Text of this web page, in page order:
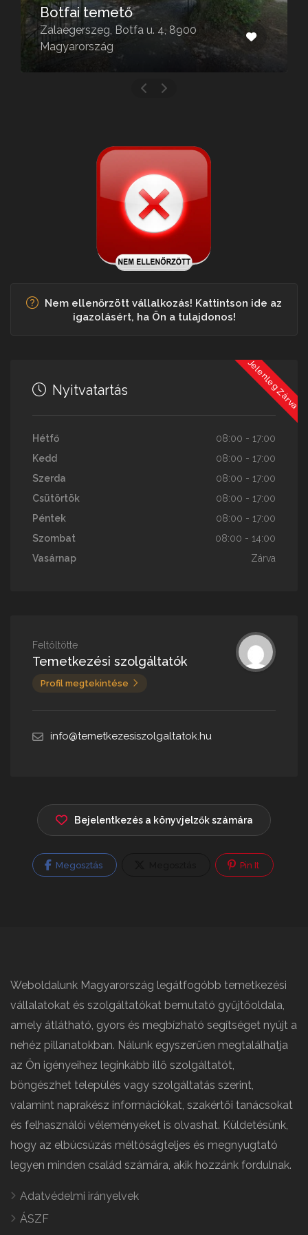
Botfai temető
Zalaegerszeg, Botfa u. 4, 8900
Magyarország
Nem ellenőrzött vállalkozás! Kattintson ide az
igazolásért, ha Ön a tulajdonos!
Jelenleg Zárva
Nyitvatartás
Hétfő
08:00 - 17:00
Kedd
08:00 - 17:00
Szerda
08:00 - 17:00
Csütörtök
08:00 - 17:00
Péntek
08:00 - 17:00
Szombat
08:00 - 14:00
Vasárnap
Zárva
Feltöltötte
Temetkezési szolgáltatók
Profil megtekintése
info@temetkezesiszolgaltatok.hu
Bejelentkezés a könyvjelzők számára
Megosztás Pin It
Weboldalunk Magyarország legátfogóbb temetkezési
vállalatokat és szolgáltatókat bemutató gyűjtőoldala,
amely átlátható, gyors és megbízható segítséget nyújt a
nehéz pillanatokban. Nálunk egyszerűen megtalálhatja
az Ön igényeihez leginkább illő szolgáltatót,
böngészhet település vagy szolgáltatás szerint,
valamint naprakész információkat, szakértői tanácsokat
és felhasználói véleményeket is olvashat. Küldetésünk,
hogy az elbúcsúzás méltóságteljes és megnyugtató
legyen minden család számára, akik hozzánk fordulnak.
Adatvédelmi irányelvek
ÁSZF